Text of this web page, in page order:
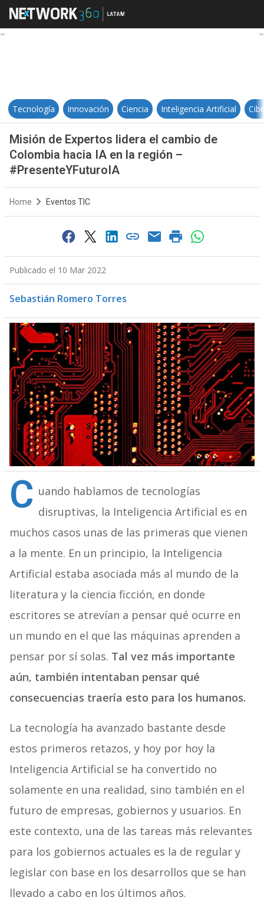
Misión de Expertos lidera el
Tecnología Innovación Ciencia Inteligencia Artificial
Misión de Expertos lidera el cambio de
Colombia hacia IA en la región –
#PresenteYFuturoIA
Home Eventos TIC
Publicado el 10 Mar 2022
Sebastián Romero Torres
C uando hablamos de tecnologías
disruptivas, la Inteligencia Artificial es en
muchos casos unas de las primeras que vienen
a la mente. En un principio, la Inteligencia
Artificial estaba asociada más al mundo de la
literatura y la ciencia ficción, en donde
escritores se atrevían a pensar qué ocurre en
un mundo en el que las máquinas aprenden a
pensar por sí solas. Tal vez más importante
aún, también intentaban pensar qué
consecuencias traería esto para los humanos.
La tecnología ha avanzado bastante desde
estos primeros retazos, y hoy por hoy la
Inteligencia Artificial se ha convertido no
solamente en una realidad, sino también en el
futuro de empresas, gobiernos y usuarios. En
este contexto, una de las tareas más relevantes
para los gobiernos actuales es la de regular y
legislar con base en los desarrollos que se han
llevado a cabo en los últimos años.